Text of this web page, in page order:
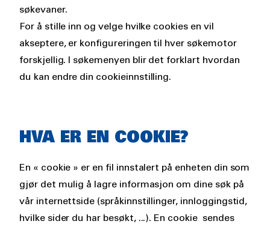
søkevaner.
For å stille inn og velge hvilke cookies en vil
akseptere, er konfigureringen til hver søkemotor
forskjellig. I søkemenyen blir det forklart hvordan
du kan endre din cookieinnstilling.
HVA ER EN COOKIE?
En « cookie » er en fil innstalert på enheten din som
gjør det mulig å lagre informasjon om dine søk på
vår internettside (språkinnstillinger, innloggingstid,
hvilke sider du har besøkt, ...). En cookie sendes